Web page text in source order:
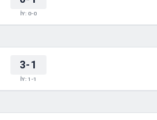
İY: 0-0
3-1
İY: 1-1